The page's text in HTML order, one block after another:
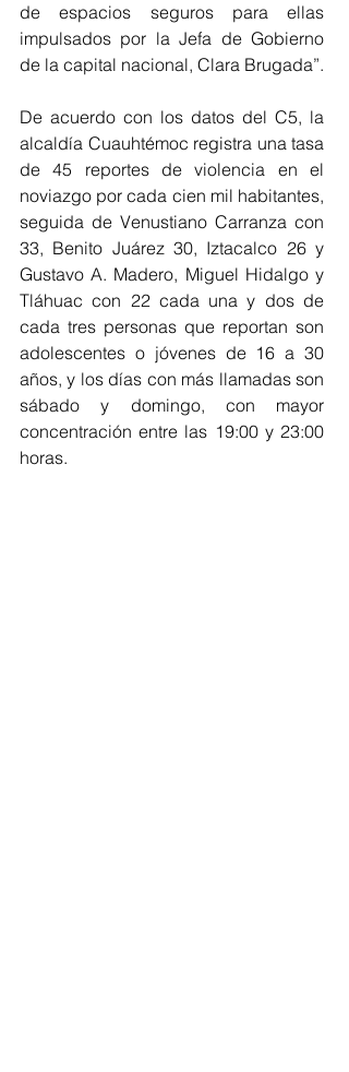
de espacios seguros para ellas
impulsados por la Jefa de Gobierno
de la capital nacional, Clara Brugada”.
De acuerdo con los datos del C5, la
alcaldía Cuauhtémoc registra una tasa
de 45 reportes de violencia en el
noviazgo por cada cien mil habitantes,
seguida de Venustiano Carranza con
33, Benito Juárez 30, Iztacalco 26 y
Gustavo A. Madero, Miguel Hidalgo y
Tláhuac con 22 cada una y dos de
cada tres personas que reportan son
adolescentes o jóvenes de 16 a 30
años, y los días con más llamadas son
sábado y domingo, con mayor
concentración entre las 19:00 y 23:00
horas.